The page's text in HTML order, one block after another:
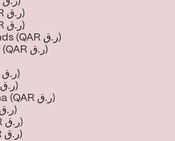
Eswatini (QAR ر.ق)
Ethiopia (QAR ر.ق)
Falkland Islands (QAR ر.ق)
Faroe Islands (QAR ر.ق)
Finland (QAR ر.ق)
France (QAR ر.ق)
French Guiana (QAR ر.ق)
Gabon (QAR ر.ق)
Gambia (QAR ر.ق)
Georgia (QAR ر.ق)